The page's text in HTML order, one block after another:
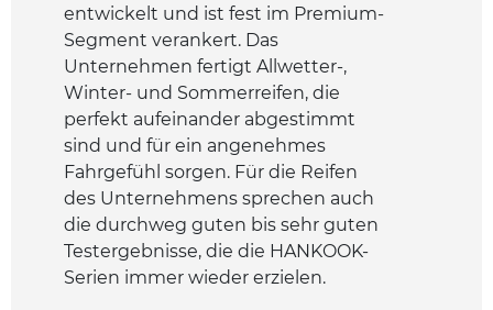
entwickelt und ist fest im Premium-
Segment verankert. Das
Unternehmen fertigt Allwetter-,
Winter- und Sommerreifen, die
perfekt aufeinander abgestimmt
sind und für ein angenehmes
Fahrgefühl sorgen. Für die Reifen
des Unternehmens sprechen auch
die durchweg guten bis sehr guten
Testergebnisse, die die HANKOOK-
Serien immer wieder erzielen.